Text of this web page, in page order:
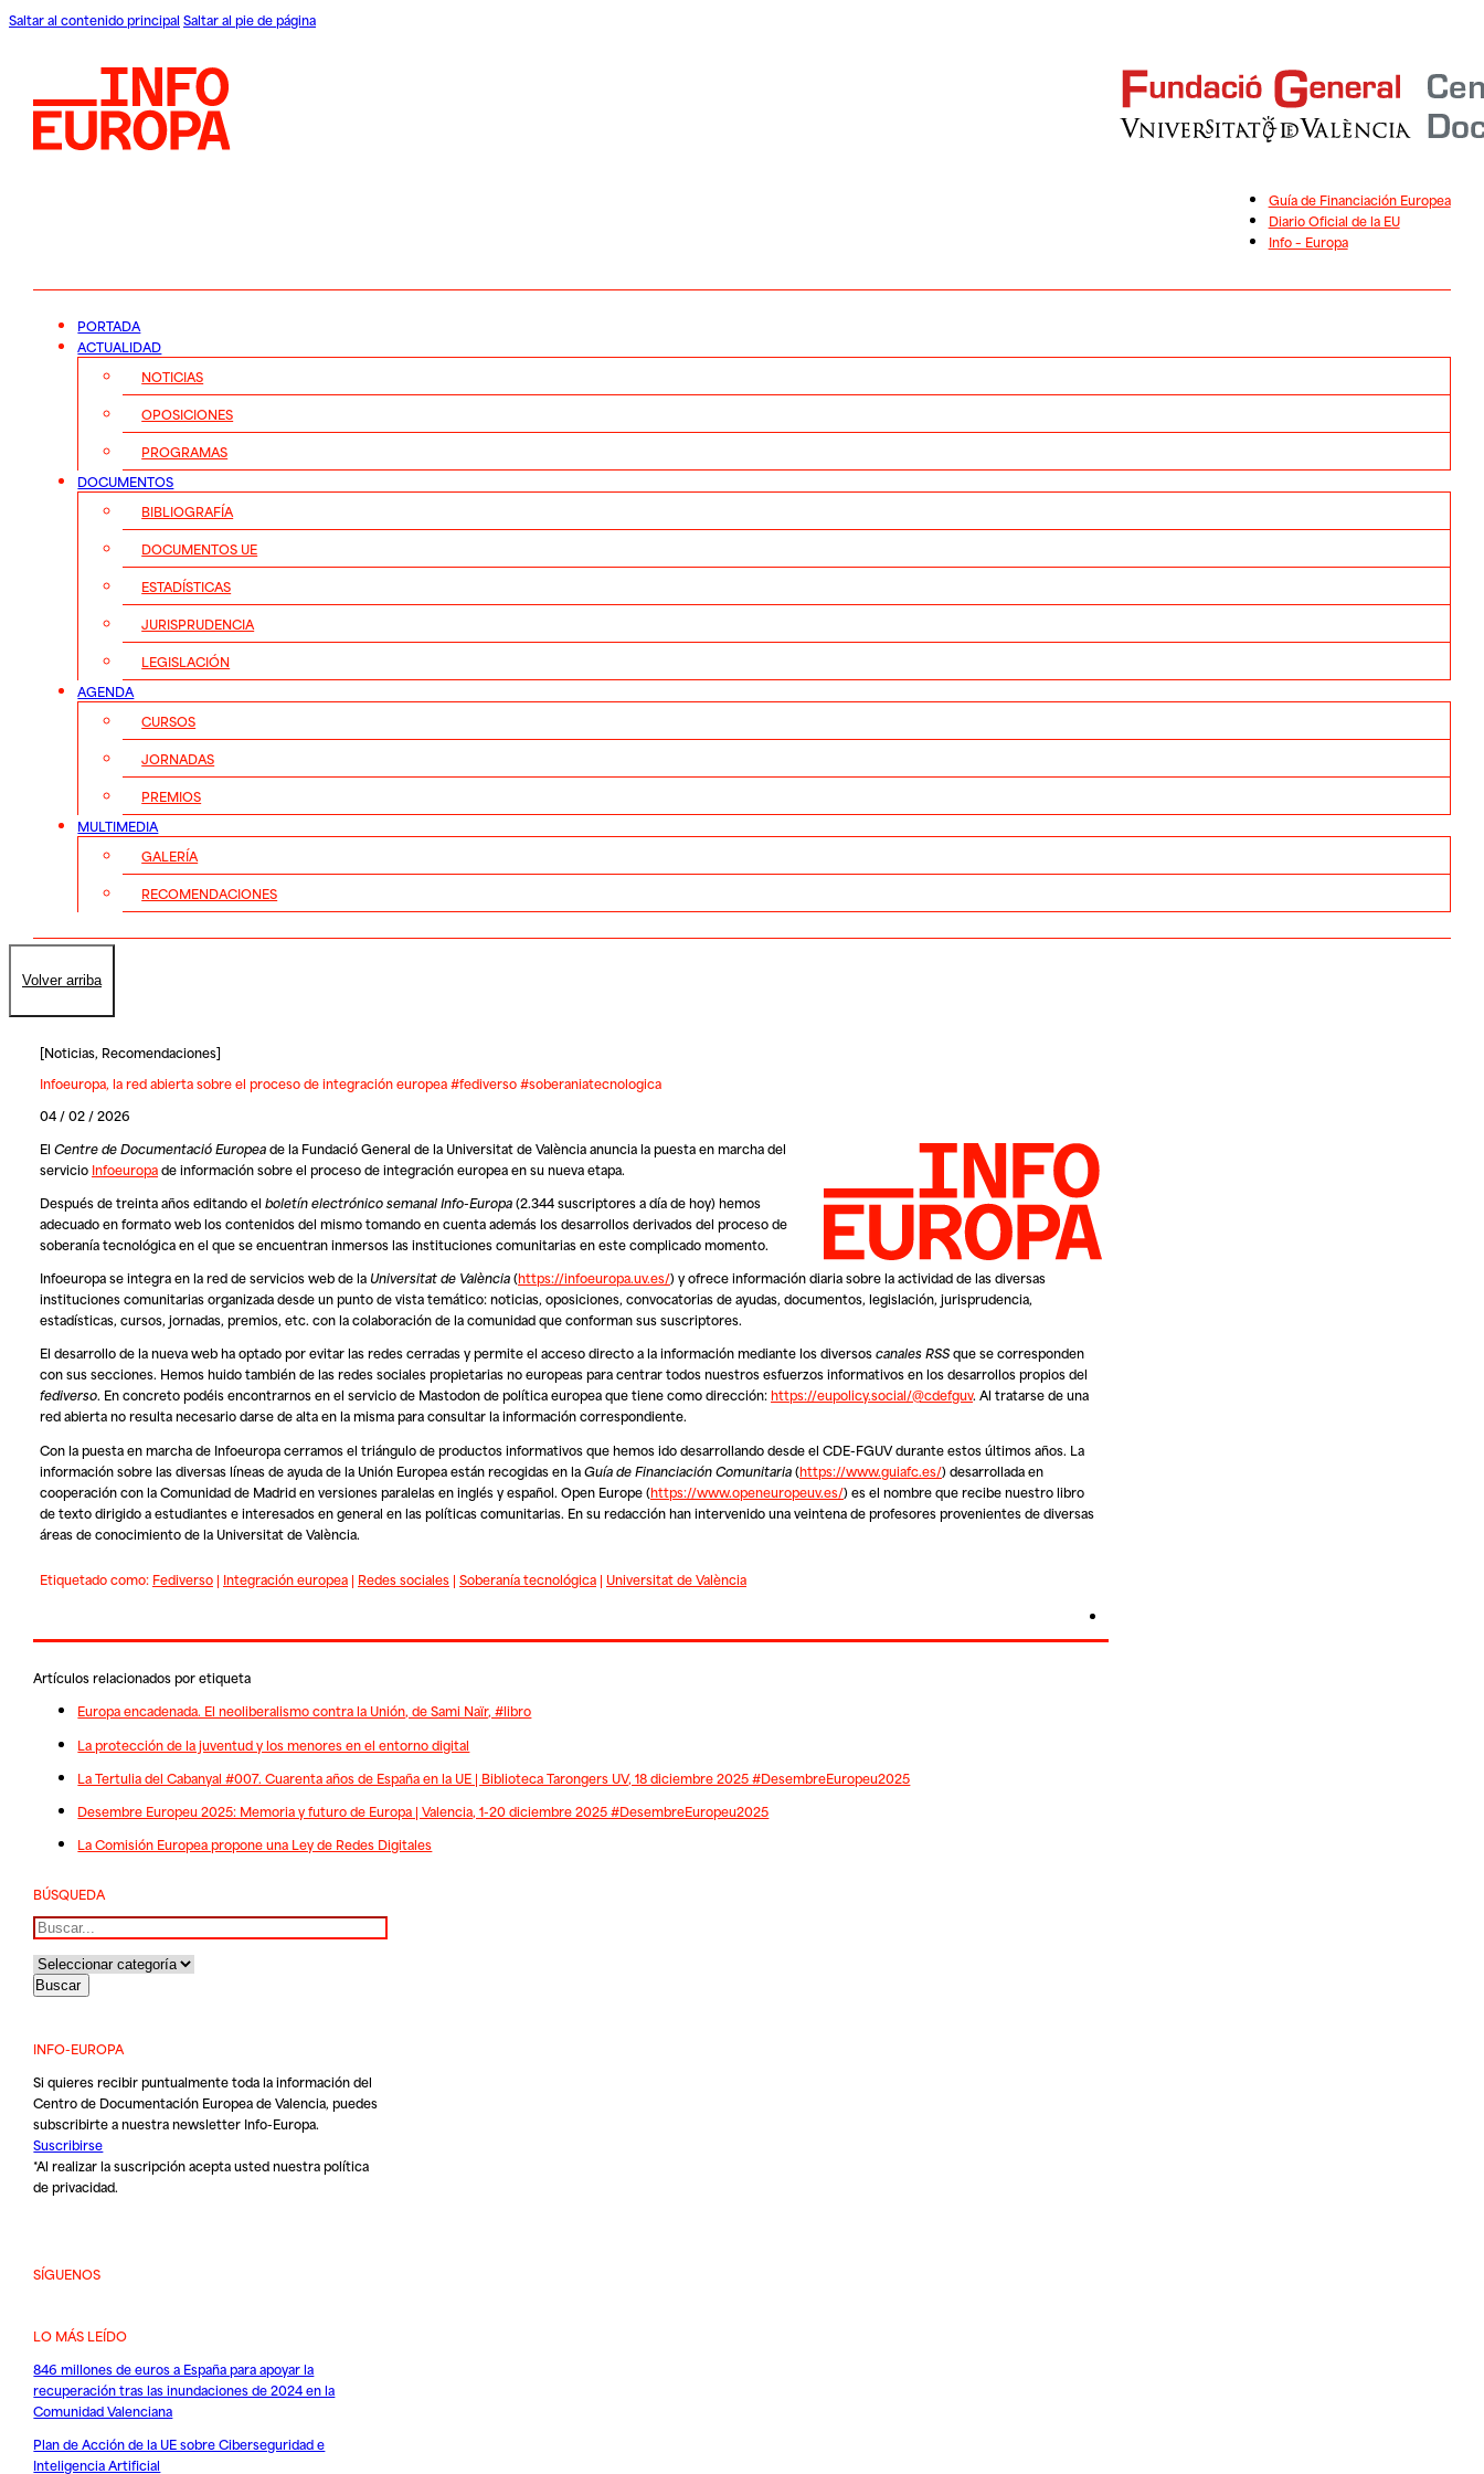
Saltar al contenido principal Saltar al pie de página
Guía de Financiación Europea
Diario Oficial de la EU
Info – Europa
PORTADA
ACTUALIDAD
NOTICIAS
OPOSICIONES
PROGRAMAS
DOCUMENTOS
BIBLIOGRAFÍA
DOCUMENTOS UE
ESTADÍSTICAS
JURISPRUDENCIA
LEGISLACIÓN
AGENDA
CURSOS
JORNADAS
PREMIOS
MULTIMEDIA
GALERÍA
RECOMENDACIONES
Volver arriba
[Noticias, Recomendaciones]
Infoeuropa, la red abierta sobre el proceso de integración europea #fediverso #soberaniatecnologica
04 / 02 / 2026
El Centre de Documentació Europeade la Fundació General de la Universitat de València anuncia la puesta en marcha del
servicio Infoeuropade información sobre el proceso de integración europea en su nueva etapa.
Después de treinta años editando el boletín electrónico semanal Info-Europa(2.344 suscriptores a día de hoy) hemos
adecuado en formato web los contenidos del mismo tomando en cuenta además los desarrollos derivados del proceso de
soberanía tecnológica en el que se encuentran inmersos las instituciones comunitarias en este complicado momento.
Infoeuropase integra en la red de servicios web de la Universitat de València(https://infoeuropa.uv.es/) y ofrece información diaria sobre la actividad de las diversas
instituciones comunitarias organizada desde un punto de vista temático: noticias, oposiciones, convocatorias de ayudas, documentos, legislación, jurisprudencia,
estadísticas, cursos, jornadas, premios, etc. con la colaboración de la comunidad que conforman sus suscriptores.
El desarrollo de la nueva web ha optado por evitar las redes cerradas y permite el acceso directo a la información mediante los diversoscanales RSSque se corresponden
con sus secciones. Hemos huido también de las redes sociales propietarias no europeas para centrar todos nuestros esfuerzos informativos en los desarrollos propios del
fediverso. En concreto podéis encontrarnos en el servicio de Mastodon de política europea que tiene como dirección:https://eupolicy.social/@cdefguv. Al tratarse de una
red abierta no resulta necesario darse de alta en la misma para consultar la información correspondiente.
Con la puesta en marcha de Infoeuropacerramos el triángulo de productos informativos que hemos ido desarrollando desde el CDE-FGUV durante estos últimos años. La
información sobre las diversas líneas de ayuda de la Unión Europea están recogidas en laGuía de Financiación Comunitaria(https://www.guiafc.es/) desarrollada en
cooperación con la Comunidad de Madrid en versiones paralelas en inglés y español. Open Europe(https://www.openeuropeuv.es/) es el nombre que recibe nuestro libro
de texto dirigido a estudiantes e interesados en general en las políticas comunitarias. En su redacción han intervenido una veintena de profesores provenientes de diversas
áreas de conocimiento de la Universitat de València.
Etiquetado como: Fediverso| Integración europea| Redes sociales| Soberanía tecnológica| Universitat de València
Artículos relacionados por etiqueta
Europa encadenada. El neoliberalismo contra la Unión, de Sami Naïr, #libro
La protección de la juventud y los menores en el entorno digital
La Tertulia del Cabanyal #007. Cuarenta años de España en la UE | Biblioteca Tarongers UV, 18 diciembre 2025 #DesembreEuropeu2025
Desembre Europeu 2025: Memoria y futuro de Europa | Valencia, 1-20 diciembre 2025 #DesembreEuropeu2025
La Comisión Europea propone una Ley de Redes Digitales
BÚSQUEDA
Buscar
INFO-EUROPA
Si quieres recibir puntualmente toda la información del
Centro de Documentación Europea de Valencia, puedes
subscribirte a nuestra newsletter Info-Europa.
Suscribirse
*Al realizar la suscripción acepta usted nuestrapolítica
de privacidad.
SÍGUENOS
LO MÁS LEÍDO
846 millones de euros a España para apoyar la
recuperación tras las inundaciones de 2024 en la
Comunidad Valenciana
Plan de Acción de la UE sobre Ciberseguridad e
Inteligencia Artificial